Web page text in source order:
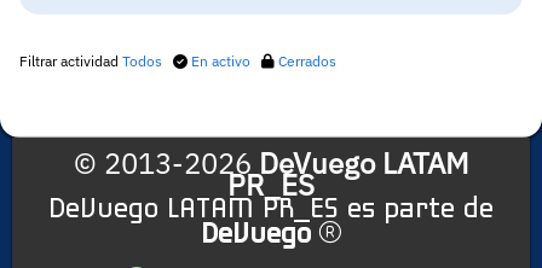
Filtrar actividad Todos En activo Cerrados
© 2013-2026 DeVuego LATAM
PR_ES
DeVuego LATAM PR_ES es parte de
DeVuego